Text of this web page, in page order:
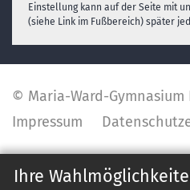
Ihre
Einstellung kann auf der Seite mit
(siehe Link im Fußbereich) später
© Maria-Ward-Gymnasium
Impressum